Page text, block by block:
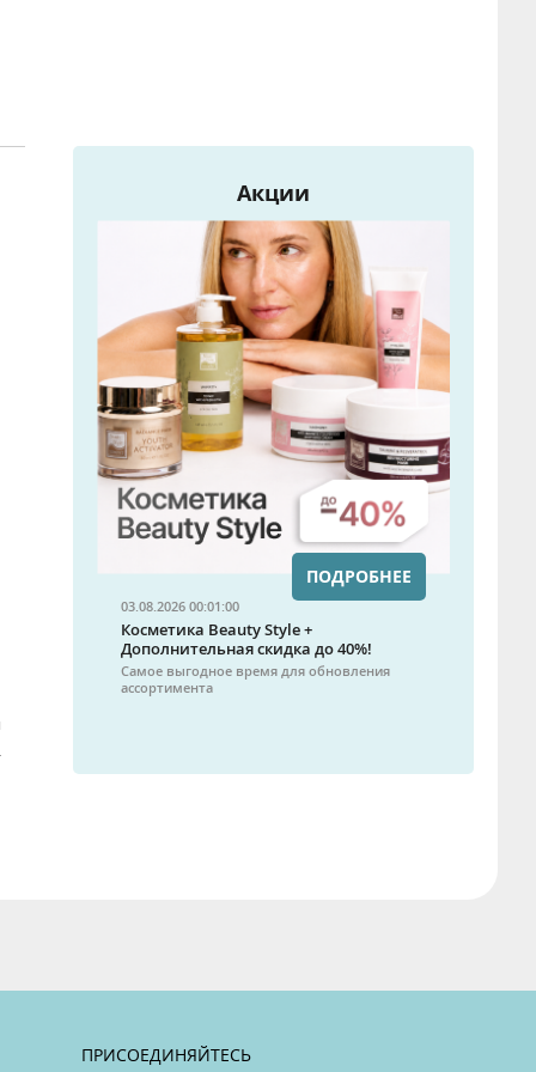
Акции
03.08.2026 00:01:00
Косметика Beauty Style +
Дополнительная скидка до 40%!
Самое выгодное время для обновления
ассортимента
ПОДРОБНЕЕ
ПРИСОЕДИНЯЙТЕСЬ